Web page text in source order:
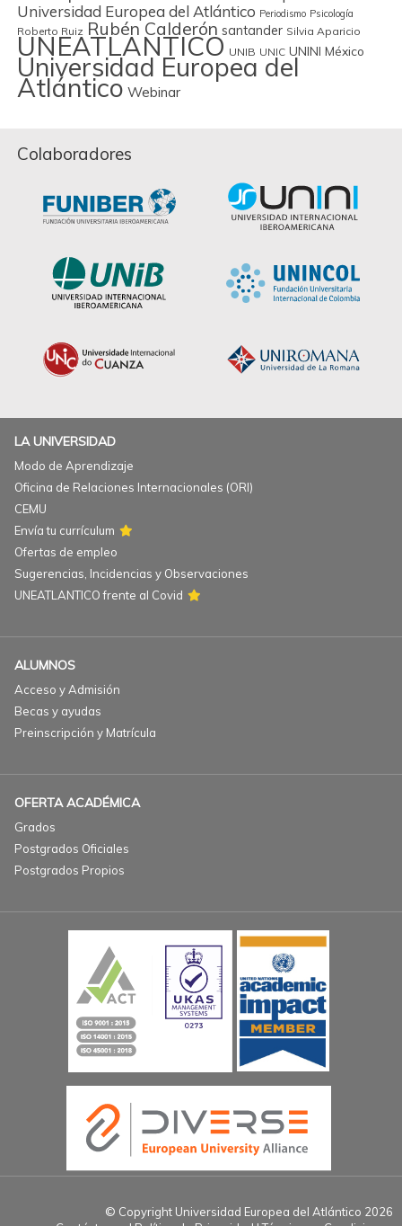
Universidad Europea del Atlántico Periodismo Psicología
Roberto Ruiz Rubén Calderón santander Silvia Aparicio
UNEATLANTICO UNIB UNIC UNINI México
Universidad Europea del
Atlántico Webinar
Colaboradores
LA UNIVERSIDAD
Modo de Aprendizaje
Oficina de Relaciones Internacionales (ORI)
CEMU
Envía tu currículum
Ofertas de empleo
Sugerencias, Incidencias y Observaciones
UNEATLANTICO frente al Covid
ALUMNOS
Acceso y Admisión
Becas y ayudas
Preinscripción y Matrícula
OFERTA ACADÉMICA
Grados
Postgrados Oficiales
Postgrados Propios
© Copyright Universidad Europea del Atlántico 2026